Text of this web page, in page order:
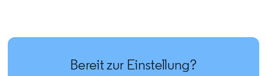
Bereit zur Einstellung?